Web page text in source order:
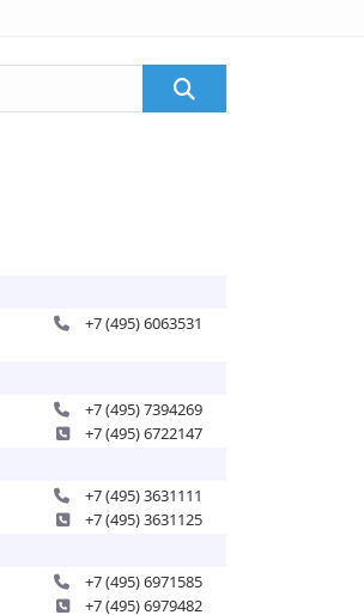
+7 (495) 6063531
+7 (495) 7394269
+7 (495) 6722147
+7 (495) 3631111
+7 (495) 3631125
+7 (495) 6971585
+7 (495) 6979482